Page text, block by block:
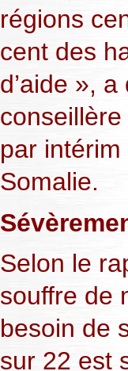
régions
cent des
d’aide »,
par
Somalie.
Selon le
souffre de
besoin de
sur 22 est